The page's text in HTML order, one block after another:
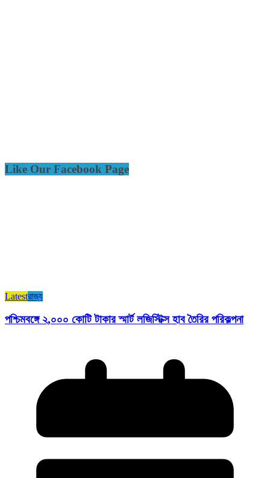
Like Our Facebook Page
Latestরাজ্য​
পশ্চিমবঙ্গে ২,০০০ কোটি টাকার স্মার্ট লজিস্টিক্স হাব তৈরির পরিকল্পনা